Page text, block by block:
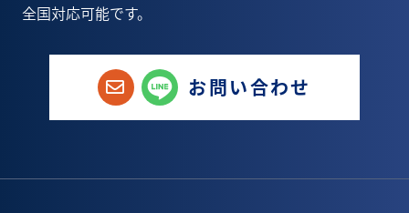
4月(8)
5月(6)
6月(9)
1月(1)
全国対応可能です。
お問い合わせ